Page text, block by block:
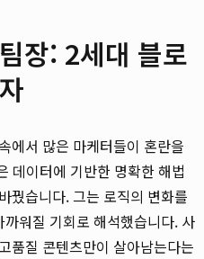
장: 2세대 블로
에서 많은 마케터들이 혼란을
데이터에 기반한 명확한 해법
꿨습니다. 그는 로직의 변화를
워질 기회로 해석했습니다. 사
품질 콘텐츠만이 살아남는다는